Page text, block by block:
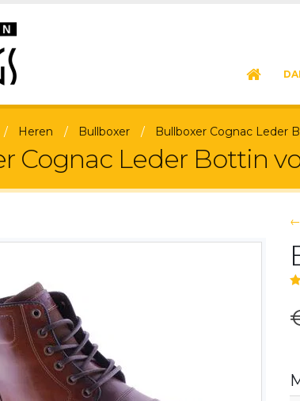
Heren Bullboxer Bullboxer Cognac Leder
Cognac Leder Bottin
←